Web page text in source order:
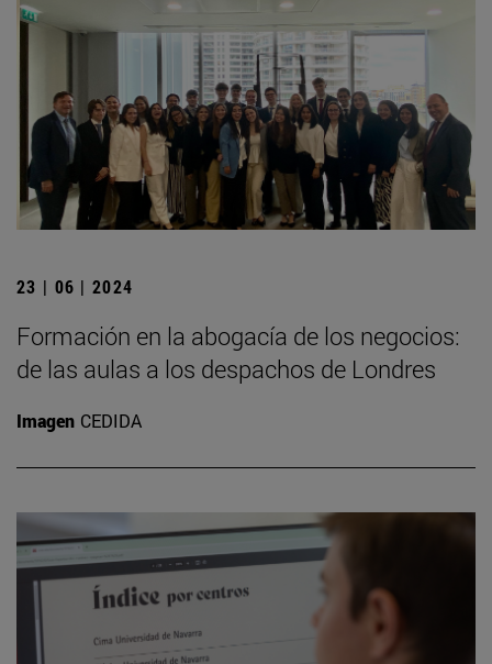
23 | 06 | 2024
Formación en la abogacía de los negocios:
de las aulas a los despachos de Londres
Imagen CEDIDA